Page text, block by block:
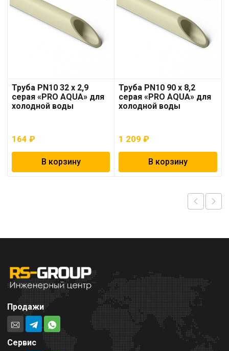
Труба PN10 32 x 2,9
серая «PRO AQUA» для
холодной воды
164 ₽
В корзину
Труба PN10 90 x 8,2
серая «PRO AQUA» для
холодной воды
1 209₽
В корзину
Продажи
Сервис